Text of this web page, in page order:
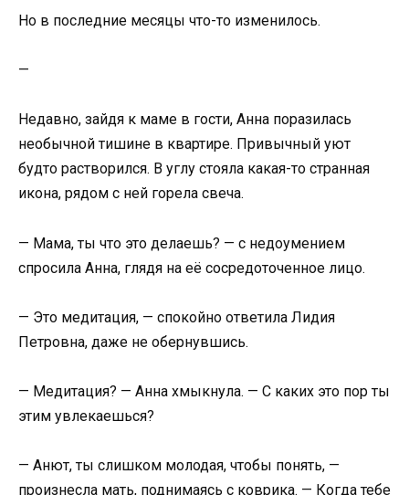
Но в последние месяцы что-то изменилось.
—
Недавно, зайдя к маме в гости, Анна поразилась
необычной тишине в квартире. Привычный уют
будто растворился. В углу стояла какая-то странная
икона, рядом с ней горела свеча.
— Мама, ты что это делаешь? — с недоумением
спросила Анна, глядя на её сосредоточенное лицо.
— Это медитация, — спокойно ответила Лидия
Петровна, даже не обернувшись.
— Медитация? — Анна хмыкнула. — С каких это пор ты
этим увлекаешься?
— Анют, ты слишком молодая, чтобы понять, —
произнесла мать, поднимаясь с коврика. — Когда тебе